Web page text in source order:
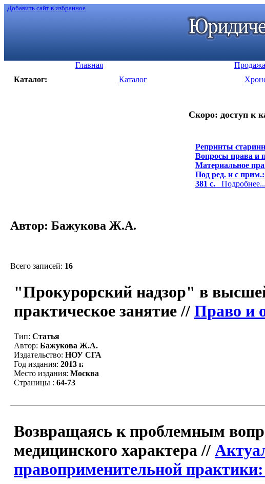
Добавить сайт в избранное
Главная
Каталог:
Каталог
Скоро: доступ к
Репринты
Вопросы права и
Материальное
Под ред. и с
381 с. Подробнее...
Автор: Бажукова Ж.А.
Всего записей: 16
"Прокурорский надзор" в
практическое занятие // Право и
Тип: Статья
Автор: Бажукова Ж.А.
Издательство: НОУ СГА
Год издания: 2013 г.
Место издания: Москва
Страницы : 64-73
Возвращаясь к проблемным
медицинского характера //
правоприменительной